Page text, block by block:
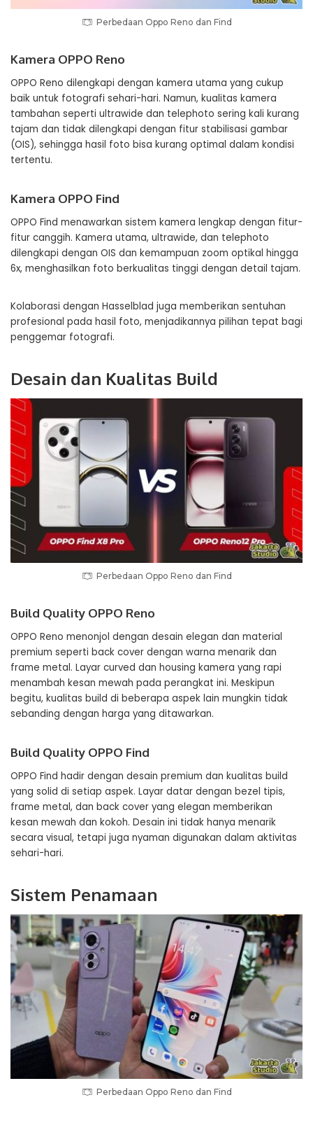
Perbedaan Oppo Reno dan Find
Kamera OPPO Reno
OPPO Reno dilengkapi dengan kamera utama yang cukup
baik untuk fotografi sehari-hari. Namun, kualitas kamera
tambahan seperti ultrawide dan telephoto sering kali kurang
tajam dan tidak dilengkapi dengan fitur stabilisasi gambar
(OIS), sehingga hasil foto bisa kurang optimal dalam kondisi
tertentu.
Kamera OPPO Find
OPPO Find menawarkan sistem kamera lengkap dengan fitur-
fitur canggih. Kamera utama, ultrawide, dan telephoto
dilengkapi dengan OIS dan kemampuan zoom optikal hingga
6x, menghasilkan foto berkualitas tinggi dengan detail tajam.
Kolaborasi dengan Hasselblad juga memberikan sentuhan
profesional pada hasil foto, menjadikannya pilihan tepat bagi
penggemar fotografi.
Desain dan Kualitas Build
Perbedaan Oppo Reno dan Find
Build Quality OPPO Reno
OPPO Reno menonjol dengan desain elegan dan material
premium seperti back cover dengan warna menarik dan
frame metal. Layar curved dan housing kamera yang rapi
menambah kesan mewah pada perangkat ini. Meskipun
begitu, kualitas build di beberapa aspek lain mungkin tidak
sebanding dengan harga yang ditawarkan.
Build Quality OPPO Find
OPPO Find hadir dengan desain premium dan kualitas build
yang solid di setiap aspek. Layar datar dengan bezel tipis,
frame metal, dan back cover yang elegan memberikan
kesan mewah dan kokoh. Desain ini tidak hanya menarik
secara visual, tetapi juga nyaman digunakan dalam aktivitas
sehari-hari.
Sistem Penamaan
Perbedaan Oppo Reno dan Find